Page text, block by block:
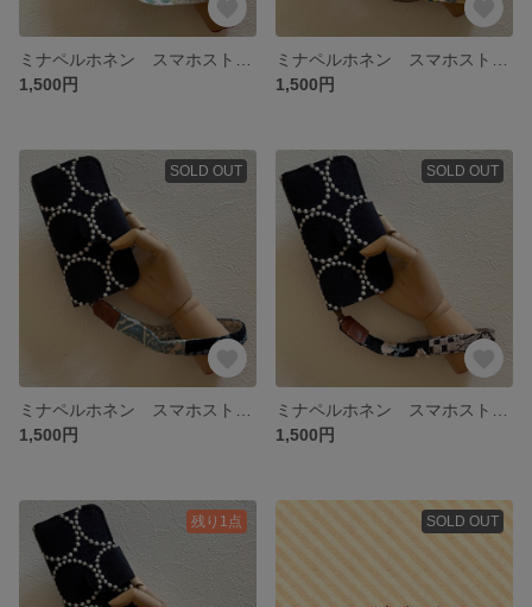
1,500円
1,500円
SOLD OUT
1,500円
SOLD OUT
1,500円
残り1点 SOLD OUT